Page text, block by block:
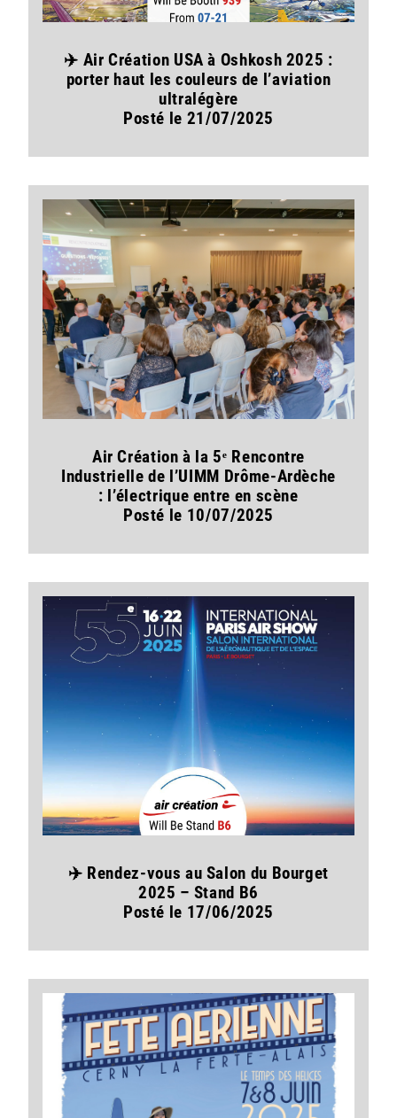
✈️ Air Création USA à Oshkosh 2025 :
porter haut les couleurs de l’aviation
ultralégère
Posté le 21/07/2025
Air Création à la 5ᵉ Rencontre
Industrielle de l’UIMM Drôme-Ardèche
: l’électrique entre en scène
Posté le 10/07/2025
✈️ Rendez-vous au Salon du Bourget
2025 – Stand B6
Posté le 17/06/2025